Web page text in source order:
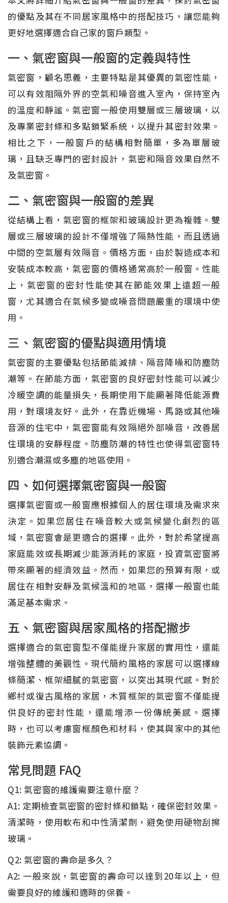
的優點及其在不同居家風格中的搭配技巧，讓您能夠
更好地選擇適合自己家的窗戶類型。
一、氣密窗與一般窗的定義與特性
氣密窗，顧名思義，主要特點是其優異的氣密性能，
可以有效阻隔外界的空氣和噪音進入室內，保持室內
的溫度和靜謐。氣密窗一般使用雙層或三層玻璃，以
及專業密封條和多點鎖緊系統，以提升其密封效果。
相比之下，一般窗戶的結構相對簡單，多為單層玻
璃，且缺乏專門的密封設計，氣密和隔音效果自然不
及氣密窗。
二、氣密窗與一般窗的差異
從結構上看，氣密窗的框架和玻璃設計更為複雜。雙
層或三層玻璃的設計不僅增強了隔熱性能，而且透過
中間的空氣層有效隔音。價格方面，由於製造成本和
安裝成本較高，氣密窗的價格通常高於一般窗。性能
上，氣密窗的密封性能使其在節能效果上遠超一般
窗，尤其適合在氣候多變或噪音問題嚴重的環境中使
用。
三、氣密窗的優點與適用情境
氣密窗的主要優點包括節能減排、隔音降噪和防塵防
潮等。在節能方面，氣密窗的良好密封性能可以減少
冷暖空調的能量損失，長期使用下能顯著降低能源費
用，對環境友好。此外，在靠近機場、馬路或其他噪
音源的住宅中，氣密窗能有效隔絕外部噪音，改善居
住環境的安靜程度。防塵防潮的特性也使得氣密窗特
別適合潮濕或多塵的地區使用。
四、如何選擇氣密窗與一般窗
選擇氣密窗或一般窗應根據個人的居住環境及需求來
決定。如果您居住在噪音較大或氣候變化劇烈的區
域，氣密窗會是更適合的選擇。此外，對於希望提高
家庭能效或長期減少能源消耗的家庭，投資氣密窗將
帶來顯著的經濟效益。然而，如果您的預算有限，或
居住在相對安靜及氣候溫和的地區，選擇一般窗也能
滿足基本需求。
五、氣密窗與居家風格的搭配撇步
選擇適合的氣密窗型不僅能提升家居的實用性，還能
增強整體的美觀性。現代簡約風格的家居可以選擇線
條簡潔、框架細膩的氣密窗，以突出其現代感。對於
鄉村或復古風格的家居，木質框架的氣密窗不僅能提
供良好的密封性能，還能增添一份傳統美感。選擇
時，也可以考慮窗框顏色和材料，使其與家中的其他
裝飾元素協調。
常見問題 FAQ
Q1: 氣密窗的維護需要注意什麼？
A1: 定期檢查氣密窗的密封條和鎖點，確保密封效果。
清潔時，使用軟布和中性清潔劑，避免使用硬物刮擦
玻璃。
Q2: 氣密窗的壽命是多久？
A2: 一般來說，氣密窗的壽命可以達到20年以上，但
需要良好的維護和適時的保養。